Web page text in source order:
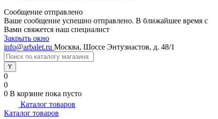
Сообщение отправлено
Ваше сообщение успешно отправлено. В ближайшее время с
Вами свяжется наш специалист
Закрыть окно
info@arbalet.ru Москва, Шоссе Энтузиастов, д. 48/1
0
0
0 В корзине пока пусто
Каталог товаров
Каталог товаров